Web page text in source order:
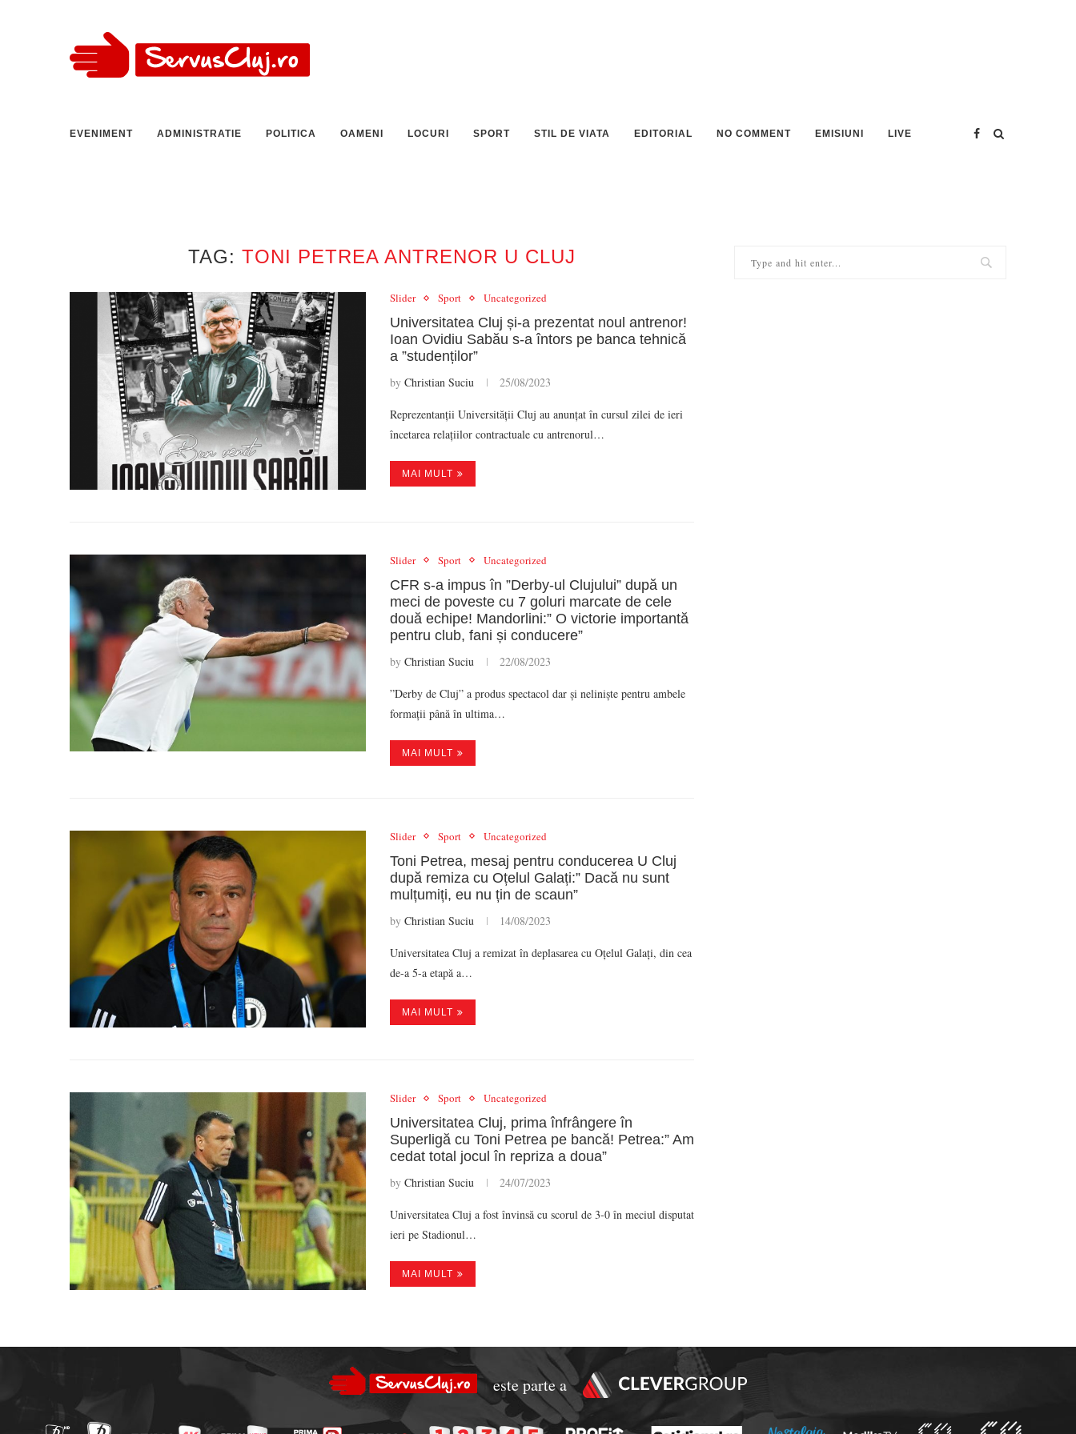
EVENIMENT ADMINISTRATIE POLITICA OAMENI LOCURI SPORT STIL DE VIATA EDITORIAL NO COMMENT EMISIUNI LIVE
TAG: TONI PETREA ANTRENOR U CLUJ
Slider Sport Uncategorized
Universitatea Cluj și-a prezentat noul antrenor!
Ioan Ovidiu Sabău s-a întors pe banca tehnică
a ”studenților”
by Christian Suciu 25/08/2023
Reprezentanții Universității Cluj au anunțat în cursul zilei de ieri
încetarea relațiilor contractuale cu antrenorul…
MAI MULT
Slider Sport Uncategorized
CFR s-a impus în ”Derby-ul Clujului” după un
meci de poveste cu 7 goluri marcate de cele
două echipe! Mandorlini:” O victorie importantă
pentru club, fani și conducere”
by Christian Suciu 22/08/2023
”Derby de Cluj” a produs spectacol dar și neliniște pentru ambele
formații până în ultima…
MAI MULT
Slider Sport Uncategorized
Toni Petrea, mesaj pentru conducerea U Cluj
după remiza cu Oțelul Galați:” Dacă nu sunt
mulțumiți, eu nu țin de scaun”
by Christian Suciu 14/08/2023
Universitatea Cluj a remizat în deplasarea cu Oțelul Galați, din cea
de-a 5-a etapă a…
MAI MULT
Slider Sport Uncategorized
Universitatea Cluj, prima înfrângere în
Superligă cu Toni Petrea pe bancă! Petrea:” Am
cedat total jocul în repriza a doua”
by Christian Suciu 24/07/2023
Universitatea Cluj a fost învinsă cu scorul de 3-0 în meciul disputat
ieri pe Stadionul…
MAI MULT
este parte a